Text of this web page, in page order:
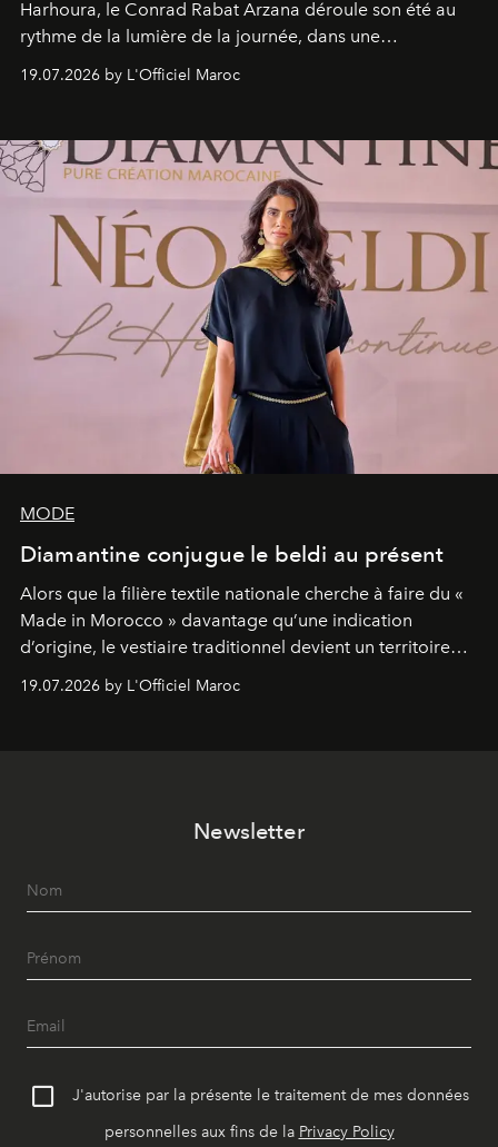
Harhoura, le Conrad Rabat Arzana déroule son été au
rythme de la lumière de la journée, dans une
rendez-vous avec l’océan.
19.07.2026 by L'Officiel Maroc
MODE
Diamantine conjugue le beldi au présent
Alors que la filière textile nationale cherche à faire du «
Made in Morocco » davantage qu’une indication
d’origine, le vestiaire traditionnel devient un territoire
révise les proportions et les usages pour l’inscrire dans
19.07.2026 by L'Officiel Maroc
Newsletter
J'autorise par la présente le traitement de mes données
personnelles aux fins de la Privacy Policy